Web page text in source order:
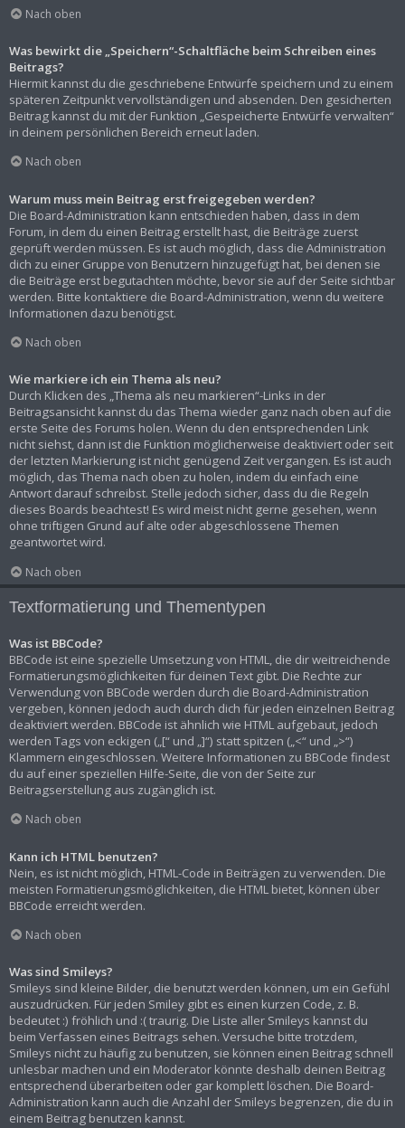
Nach oben
Was bewirkt die „Speichern“-Schaltfläche beim Schreiben eines
Beitrags?
Hiermit kannst du die geschriebene Entwürfe speichern und zu einem
späteren Zeitpunkt vervollständigen und absenden. Den gesicherten
Beitrag kannst du mit der Funktion „Gespeicherte Entwürfe verwalten“
in deinem persönlichen Bereich erneut laden.
Nach oben
Warum muss mein Beitrag erst freigegeben werden?
Die Board-Administration kann entschieden haben, dass in dem
Forum, in dem du einen Beitrag erstellt hast, die Beiträge zuerst
geprüft werden müssen. Es ist auch möglich, dass die Administration
dich zu einer Gruppe von Benutzern hinzugefügt hat, bei denen sie
die Beiträge erst begutachten möchte, bevor sie auf der Seite sichtbar
werden. Bitte kontaktiere die Board-Administration, wenn du weitere
Informationen dazu benötigst.
Nach oben
Wie markiere ich ein Thema als neu?
Durch Klicken des „Thema als neu markieren“-Links in der
Beitragsansicht kannst du das Thema wieder ganz nach oben auf die
erste Seite des Forums holen. Wenn du den entsprechenden Link
nicht siehst, dann ist die Funktion möglicherweise deaktiviert oder seit
der letzten Markierung ist nicht genügend Zeit vergangen. Es ist auch
möglich, das Thema nach oben zu holen, indem du einfach eine
Antwort darauf schreibst. Stelle jedoch sicher, dass du die Regeln
dieses Boards beachtest! Es wird meist nicht gerne gesehen, wenn
ohne triftigen Grund auf alte oder abgeschlossene Themen
geantwortet wird.
Nach oben
Textformatierung und Thementypen
Was ist BBCode?
BBCode ist eine spezielle Umsetzung von HTML, die dir weitreichende
Formatierungsmöglichkeiten für deinen Text gibt. Die Rechte zur
Verwendung von BBCode werden durch die Board-Administration
vergeben, können jedoch auch durch dich für jeden einzelnen Beitrag
deaktiviert werden. BBCode ist ähnlich wie HTML aufgebaut, jedoch
werden Tags von eckigen („[“ und „]“) statt spitzen („<“ und „>“)
Klammern eingeschlossen. Weitere Informationen zu BBCode findest
du auf einer speziellen Hilfe-Seite, die von der Seite zur
Beitragserstellung aus zugänglich ist.
Nach oben
Kann ich HTML benutzen?
Nein, es ist nicht möglich, HTML-Code in Beiträgen zu verwenden. Die
meisten Formatierungsmöglichkeiten, die HTML bietet, können über
BBCode erreicht werden.
Nach oben
Was sind Smileys?
Smileys sind kleine Bilder, die benutzt werden können, um ein Gefühl
auszudrücken. Für jeden Smiley gibt es einen kurzen Code, z. B.
bedeutet :) fröhlich und :( traurig. Die Liste aller Smileys kannst du
beim Verfassen eines Beitrags sehen. Versuche bitte trotzdem,
Smileys nicht zu häufig zu benutzen, sie können einen Beitrag schnell
unlesbar machen und ein Moderator könnte deshalb deinen Beitrag
entsprechend überarbeiten oder gar komplett löschen. Die Board-
Administration kann auch die Anzahl der Smileys begrenzen, die du in
einem Beitrag benutzen kannst.